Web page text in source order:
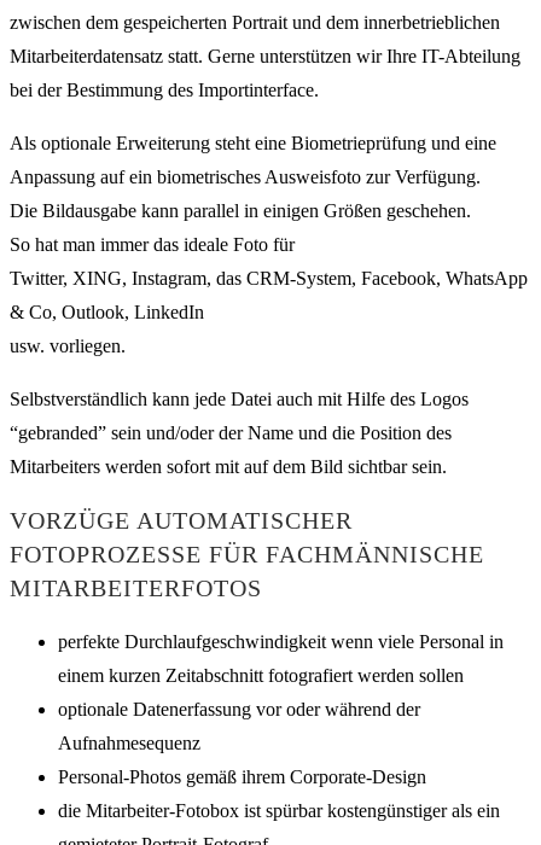
zwischen dem gespeicherten Portrait und dem innerbetrieblichen
Mitarbeiterdatensatz statt. Gerne unterstützen wir Ihre IT-Abteilung
bei der Bestimmung des Importinterface.
Als optionale Erweiterung steht eine Biometrieprüfung und eine
Anpassung auf ein biometrisches Ausweisfoto zur Verfügung.
Die Bildausgabe kann parallel in einigen Größen geschehen.
So hat man immer das ideale Foto für
Twitter, XING, Instagram, das CRM-System, Facebook, WhatsApp
& Co, Outlook, LinkedIn
usw. vorliegen.
Selbstverständlich kann jede Datei auch mit Hilfe des Logos
“gebranded” sein und/oder der Name und die Position des
Mitarbeiters werden sofort mit auf dem Bild sichtbar sein.
VORZÜGE AUTOMATISCHER
FOTOPROZESSE FÜR FACHMÄNNISCHE
MITARBEITERFOTOS
perfekte Durchlaufgeschwindigkeit wenn viele Personal in
einem kurzen Zeitabschnitt fotografiert werden sollen
optionale Datenerfassung vor oder während der
Aufnahmesequenz
Personal-Photos gemäß ihrem Corporate-Design
die Mitarbeiter-Fotobox ist spürbar kostengünstiger als ein